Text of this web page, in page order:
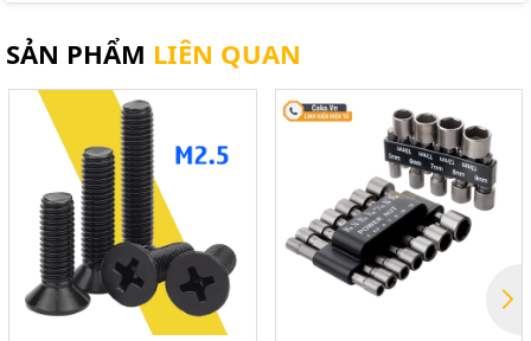
SẢN PHẨM LIÊN QUAN